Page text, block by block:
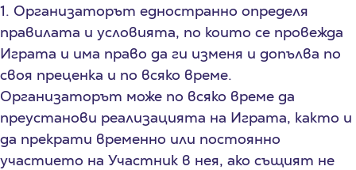
1. Организаторът едностранно определя
правилата и условията, по които се провежда
Играта и има право да ги изменя и допълва по
своя преценка и по всяко време.
Организаторът може по всяко време да
преустанови реализацията на Играта, както и
да прекрати временно или постоянно
участието на Участник в нея, ако същият не